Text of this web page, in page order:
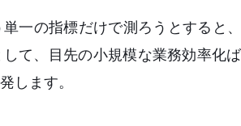
一の指標だけで測ろうとすると
て、目先の小規模な業務効率化
します。